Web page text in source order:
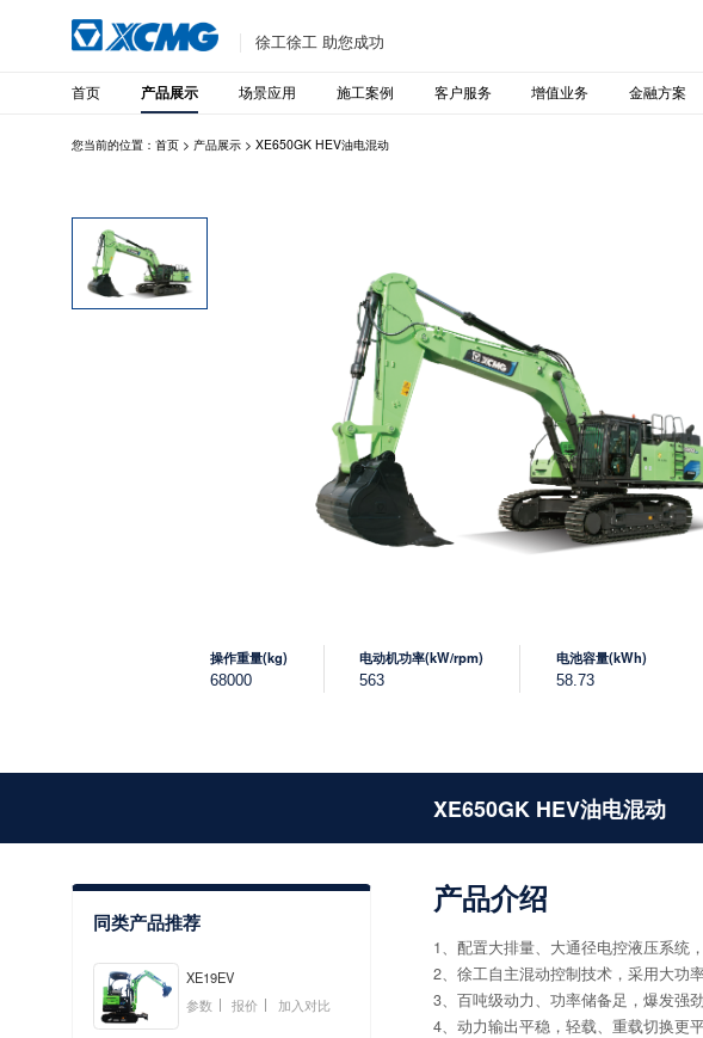
徐工徐工 助您成功
首页 产品展示 场景应用 施工案例 客户服务 增值业务 金融方案
您当前的位置：首页 > 产品展示 >XE650GK HEV油电混动
操作重量(kg)
68000
电动机功率(kW/rpm)
563
电池容量(kWh)
58.73
XE650GK HEV油电混动
同类产品推荐
XE19EV
参数
报价 加入对比
产品介绍
1、配置大排量、大通径电控液压系统
2、徐工自主混动控制技术，采用大功
3、百吨级动力、功率储备足，爆发强
4、动力输出平稳，轻载、重载切换更